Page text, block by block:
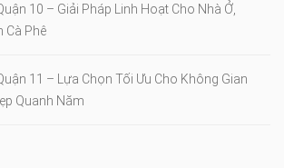
10 – Giải Pháp Linh Hoạt Cho Nhà Ở,
Cà Phê
11 – Lựa Chọn Tối Ưu Cho Không Gian
Quanh Năm